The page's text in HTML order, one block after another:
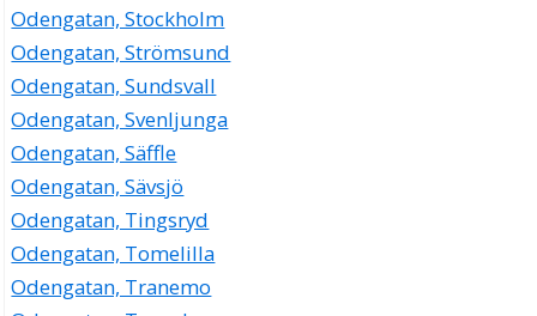
Odengatan, Stockholm
Odengatan, Strömsund
Odengatan, Sundsvall
Odengatan, Svenljunga
Odengatan, Säffle
Odengatan, Sävsjö
Odengatan, Tingsryd
Odengatan, Tomelilla
Odengatan, Tranemo